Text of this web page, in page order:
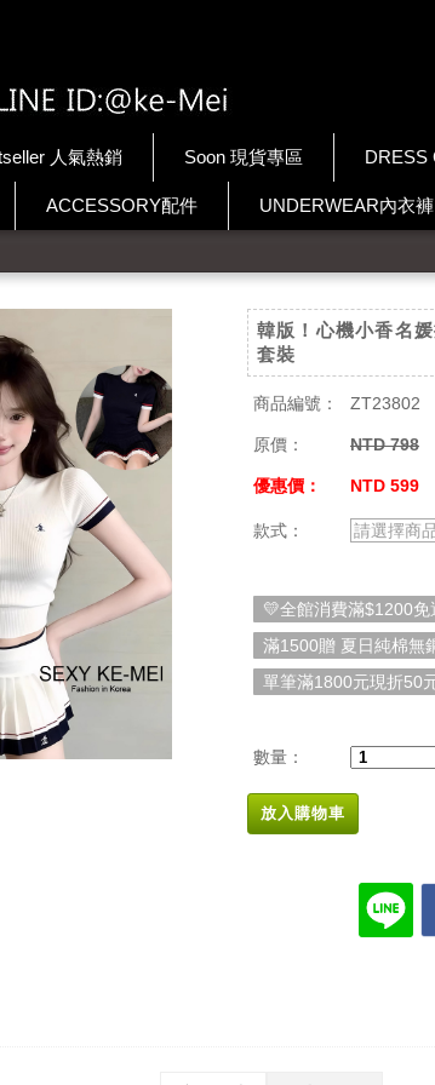
人氣熱銷 Soon 現貨專區 DRESS
ACCESSORY配件 UNDERWEAR內衣褲
韓版！心機小香名
套裝
商品編號： ZT23802
原價： NTD 798
優惠價： NTD 599
款式： 請選擇商
💛全館消費滿$1200免
滿1500贈 夏日純棉無
單筆滿1800元現折50
數量：
放入購物車